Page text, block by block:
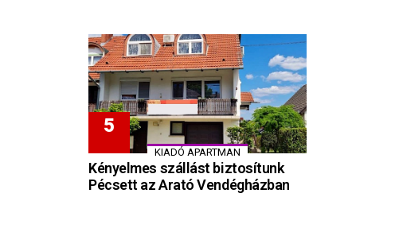
KIADÓ APARTMAN
Kényelmes szállást biztosítunk
Pécsett az Arató Vendégházban